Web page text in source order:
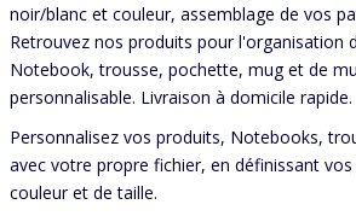
noir/blanc et couleur, assemblage de vos
Retrouvez nos produits pour l'organisation
Notebook, trousse, pochette, mug et de
personnalisable. Livraison à domicile rapide.
Personnalisez vos produits, Notebooks,
avec votre propre fichier, en définissant
couleur et de taille.